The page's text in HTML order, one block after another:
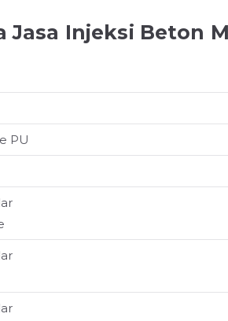
Jasa Injeksi Beton
PU